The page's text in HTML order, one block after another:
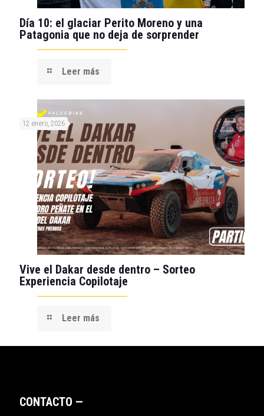
Día 10: el glaciar Perito Moreno y una
Patagonia que no deja de sorprender
Leer más
12 enero, 2026
Vive el Dakar desde dentro – Sorteo
Experiencia Copilotaje
Leer más
CONTACTO —